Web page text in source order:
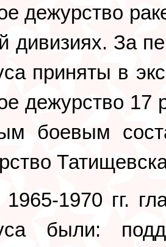
дежурство
дивизиях. За
приняты в
дежурство 17
боевым
1970 гг.
были: